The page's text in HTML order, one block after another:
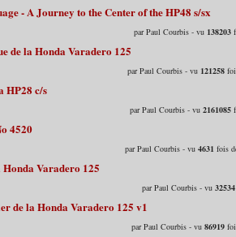
- A Journey to the Center of the HP48 s/sx
par Paul Courbis - vu 138203
de la Honda Varadero 125
par Paul Courbis - vu 121258
HP28 c/s
par Paul Courbis - vu2161085
4520
par Paul Courbis - vu4631 fois
Honda Varadero 125
par Paul Courbis - vu32534
de la Honda Varadero 125 v1
par Paul Courbis - vu86919